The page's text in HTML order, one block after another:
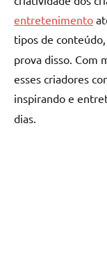
entretenimento
tipos de
prova disso. Com
esses criadores
inspirando e
dias.